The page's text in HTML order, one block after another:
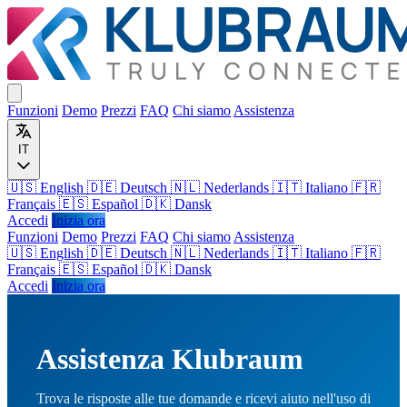
Funzioni Demo Prezzi FAQ Chi siamo Assistenza
IT
🇺🇸 English 🇩🇪 Deutsch 🇳🇱 Nederlands 🇮🇹 Italiano 🇫🇷
Français 🇪🇸 Español 🇩🇰 Dansk
Accedi Inizia ora
Funzioni Demo Prezzi FAQ Chi siamo Assistenza
🇺🇸 English 🇩🇪 Deutsch 🇳🇱 Nederlands 🇮🇹 Italiano 🇫🇷
Français 🇪🇸 Español 🇩🇰 Dansk
Accedi Inizia ora
Assistenza Klubraum
Trova le risposte alle tue domande e ricevi aiuto nell'uso di